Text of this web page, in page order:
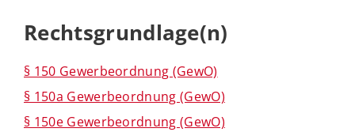
Rechtsgrundlage(n)
§ 150 Gewerbeordnung (GewO)
§ 150a Gewerbeordnung (GewO)
§ 150e Gewerbeordnung (GewO)